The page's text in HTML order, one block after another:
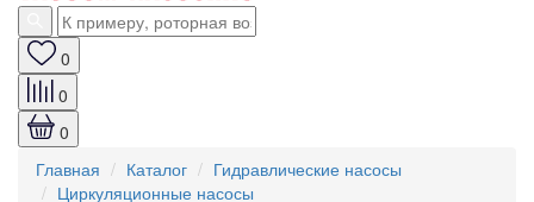
0
0
0
Главная
Каталог
Гидравлические насосы
Циркуляционные насосы